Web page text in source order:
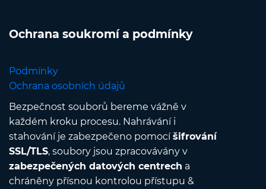
Ochrana soukromí a podmínky
Podmínky
Ochrana osobních údajů
Bezpečnost souborů bereme vážně v
každém kroku procesu. Nahrávání i
stahování je zabezpečeno pomocíšifrování
SSL/TLS, soubory jsou zpracovávány v
zabezpečených datových centrech a
chráněny přísnou kontrolou přístupu &